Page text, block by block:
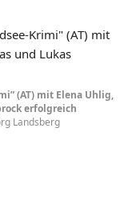
(AT) mit Elena Uhlig,
erfolgreich
Landsberg